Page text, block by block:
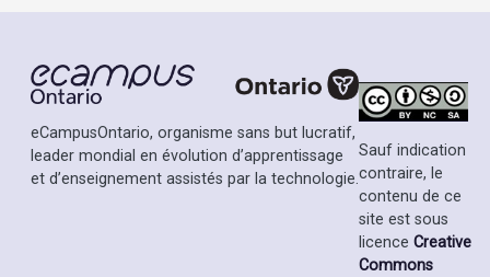
eCampusOntario, organisme sans but lucratif,
leader mondial en évolution d’apprentissage
et d’enseignement assistés par la technologie.
Sauf indication
contraire, le
contenu de ce
site est sous
licence Creative
Commons